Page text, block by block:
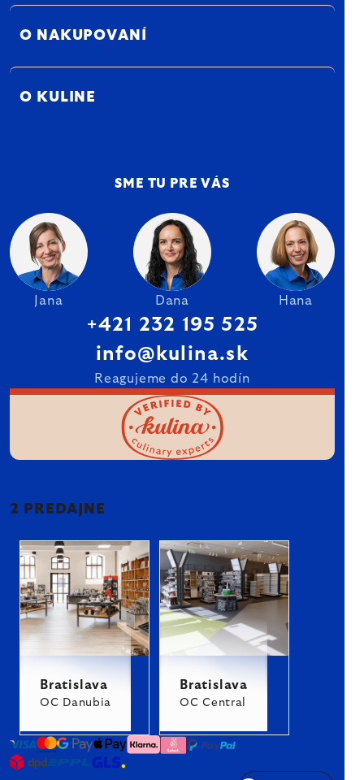
O NAKUPOVANÍ
O KULINE
SME TU PRE VÁS
Jana Dana Hana
+421 232 195 525
info@kulina.sk
Reagujeme do 24 hodín
2 PREDAJNE
Bratislava
OC Danubia
Bratislava
OC Central